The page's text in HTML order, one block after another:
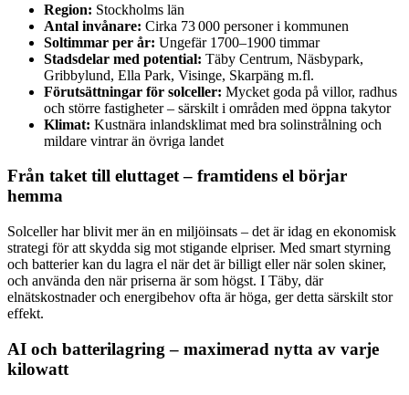
Region: Stockholms län
Antal invånare: Cirka 73 000 personer i kommunen
Soltimmar per år: Ungefär 1700–1900 timmar
Stadsdelar med potential: Täby Centrum, Näsbypark,
Gribbylund, Ella Park, Visinge, Skarpäng m.fl.
Förutsättningar för solceller: Mycket goda på villor, radhus
och större fastigheter – särskilt i områden med öppna takytor
Klimat: Kustnära inlandsklimat med bra solinstrålning och
mildare vintrar än övriga landet
Från taket till eluttaget – framtidens el börjar
hemma
Solceller har blivit mer än en miljöinsats – det är idag en ekonomisk
strategi för att skydda sig mot stigande elpriser. Med smart styrning
och batterier kan du lagra el när det är billigt eller när solen skiner,
och använda den när priserna är som högst. I Täby, där
elnätskostnader och energibehov ofta är höga, ger detta särskilt stor
effekt.
AI och batterilagring – maximerad nytta av varje
kilowatt